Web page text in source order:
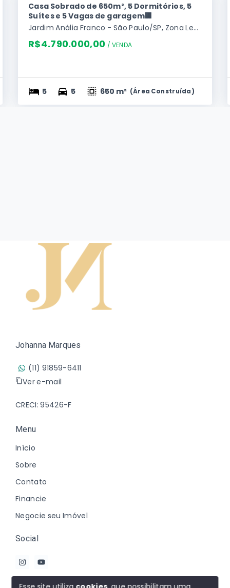
Casa Sobrado de 650m², 5 Dormitórios, 5
Suítes e 5 Vagas de garagem🏢
Jardim Anália Franco - São Paulo/SP, Zona Leste
R$4.790.000,00 / VENDA
5 5 650 m² (Área Construída)
Johanna Marques
(11) 91859-6411
Ver e-mail
CRECI: 95426-F
Menu
Início
Sobre
Contato
Financie
Negocie seu Imóvel
Social